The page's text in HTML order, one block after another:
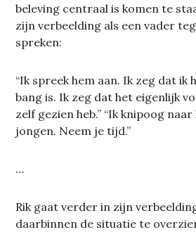
beleving centraal is komen te
zijn verbeelding als een vader
spreken:
“Ik spreek hem aan. Ik zeg dat ik
bang is. Ik zeg dat het eigenlijk
zelf gezien heb.” “Ik knipoog
jongen. Neem je tijd.”
…
Rik gaat verder in zijn
daarbinnen de situatie te